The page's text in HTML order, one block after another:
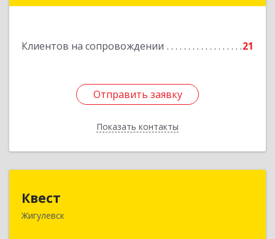
Клиентов на сопровождении 21
Отправить заявку
Показать контакты
Подробнее
Отправить заявку
Назад
Квест
Жигулевск
445350, Самарская обл., Жигулевск, ул.Пушкина,